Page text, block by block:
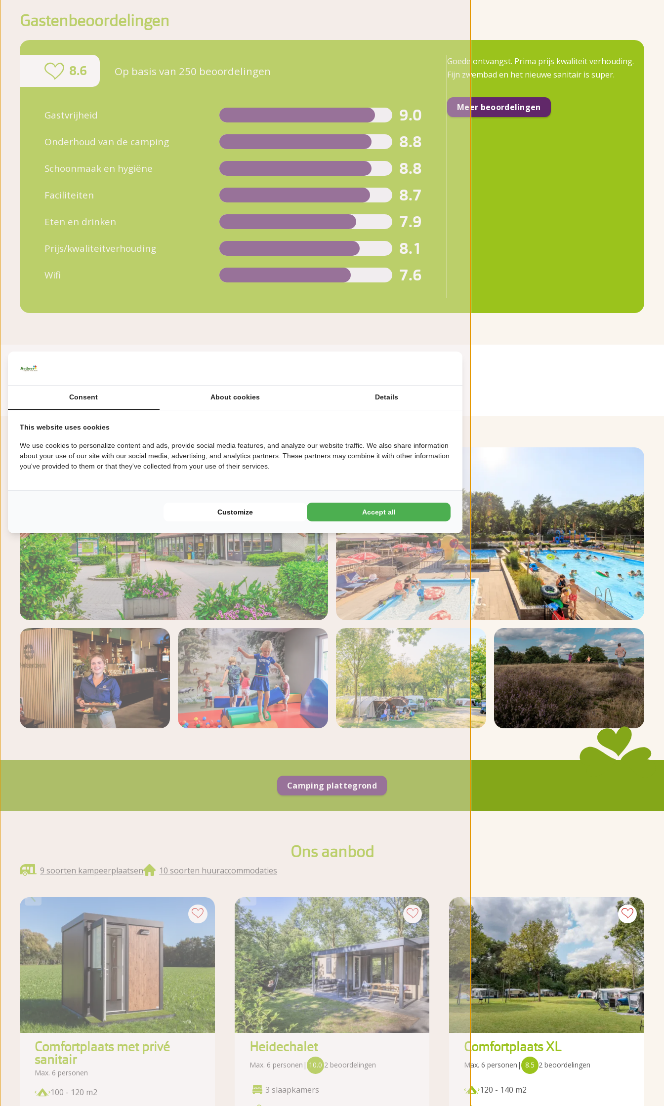
Gastenbeoordelingen
8.6 Op basis van 250 beoordelingen
Gastvrijheid 9.0
Onderhoud van de camping 8.8
Schoonmaak en hygiëne 8.8
Faciliteiten 8.7
Eten en drinken 7.9
Prijs/kwaliteitverhouding 8.1
Wifi 7.6
Goede ontvangst. Prima prijs kwaliteit verhouding.
Fijn zwembad en het nieuwe sanitair is super.
Meer beoordelingen
Meer foto's en video's
bekijken
Camping plattegrond
Ons aanbod
9 soorten kampeerplaatsen 10 soorten huuraccommodaties
Comfortplaats met privé
sanitair
Max. 6 personen
100 - 120 m2
Heidechalet
Max. 6 personen | 10.0 2 beoordelingen
3 slaapkamers
Comfortplaats XL
Max. 6 personen | 8.5 2 beoordelingen
120 - 140 m2
Consent About cookies Details
This website uses cookies
We use cookies to personalize content and ads, provide social media features, and analyze our website traffic. We also share information
about your use of our site with our social media, advertising, and analytics partners. These partners may combine it with other information
you've provided to them or that they've collected from your use of their services.
Customize Accept all